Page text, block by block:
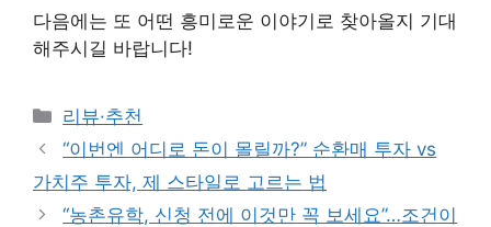
다음에는 또 어떤 흥미로운 이야기로 찾아올지 기대
해주시길 바랍니다!
Categories
리뷰·추천
“이번엔 어디로 돈이 몰릴까?” 순환매 투자 vs
가치주 투자, 제 스타일로 고르는 법
“농촌유학, 신청 전에 이것만 꼭 보세요”…조건이